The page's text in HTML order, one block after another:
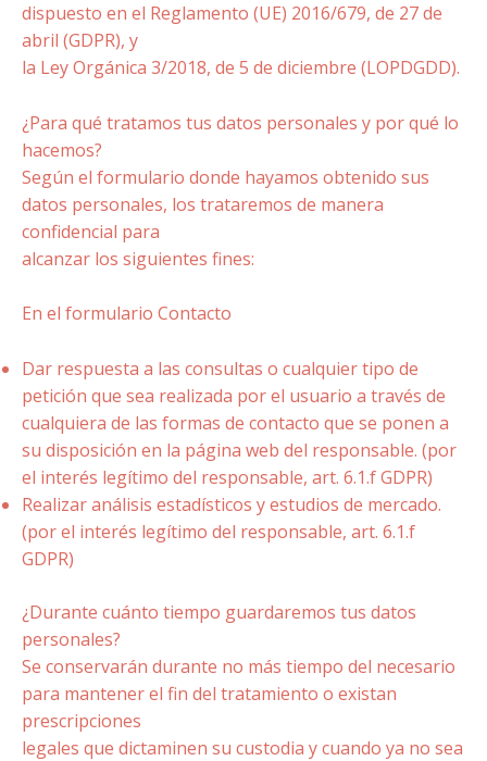
dispuesto en el Reglamento (UE) 2016/679, de 27 de
abril (GDPR), y
la Ley Orgánica 3/2018, de 5 de diciembre (LOPDGDD).
¿Para qué tratamos tus datos personales y por qué lo
hacemos?
Según el formulario donde hayamos obtenido sus
datos personales, los trataremos de manera
confidencial para
alcanzar los siguientes fines:
En el formulario Contacto
Dar respuesta a las consultas o cualquier tipo de
petición que sea realizada por el usuario a través de
cualquiera de las formas de contacto que se ponen a
su disposición en la página web del responsable. (por
el interés legítimo del responsable, art. 6.1.f GDPR)
Realizar análisis estadísticos y estudios de mercado.
(por el interés legítimo del responsable, art. 6.1.f
GDPR)
¿Durante cuánto tiempo guardaremos tus datos
personales?
Se conservarán durante no más tiempo del necesario
para mantener el fin del tratamiento o existan
prescripciones
legales que dictaminen su custodia y cuando ya no sea